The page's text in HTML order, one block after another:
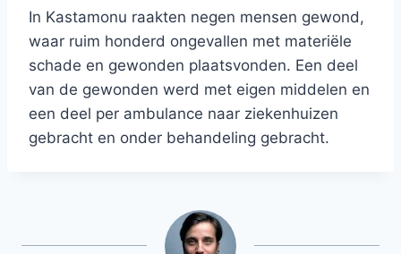
In Kastamonu raakten negen mensen gewond,
waar ruim honderd ongevallen met materiële
schade en gewonden plaatsvonden. Een deel
van de gewonden werd met eigen middelen en
een deel per ambulance naar ziekenhuizen
gebracht en onder behandeling gebracht.